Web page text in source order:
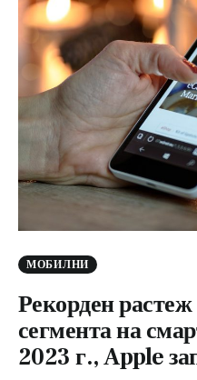
МОБИЛНИ
Рекорден
сегмента на
2023 г., Apple